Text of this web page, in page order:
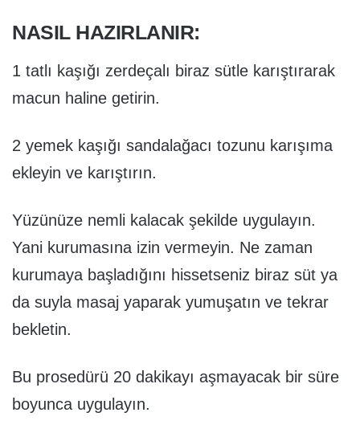
NASIL HAZIRLANIR:
1 tatlı kaşığı zerdeçalı biraz sütle karıştırarak
macun haline getirin.
2 yemek kaşığı sandalağacı tozunu karışıma
ekleyin ve karıştırın.
Yüzünüze nemli kalacak şekilde uygulayın.
Yani kurumasına izin vermeyin. Ne zaman
kurumaya başladığını hissetseniz biraz süt ya
da suyla masaj yaparak yumuşatın ve tekrar
bekletin.
Bu prosedürü 20 dakikayı aşmayacak bir süre
boyunca uygulayın.